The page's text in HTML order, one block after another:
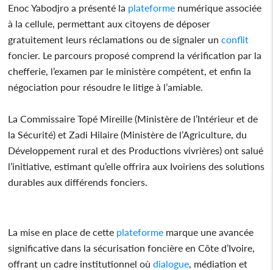
Enoc Yabodjro a présenté la plateforme numérique associée
à la cellule, permettant aux citoyens de déposer
gratuitement leurs réclamations ou de signaler unconflit
foncier. Le parcours proposé comprend la vérification par la
chefferie, l’examen par le ministère compétent, et enfin la
négociation pour résoudre le litige à l’amiable.
La Commissaire Topé Mireille (Ministère de l’Intérieur et de
la Sécurité) et Zadi Hilaire (Ministère de l’Agriculture, du
Développement rural et des Productions vivrières) ont salué
l’initiative, estimant qu’elle offrira aux Ivoiriens des solutions
durables aux différends fonciers.
La mise en place de cette plateforme marque une avancée
significative dans la sécurisation foncière en Côte d’Ivoire,
offrant un cadre institutionnel oùdialogue , médiation et